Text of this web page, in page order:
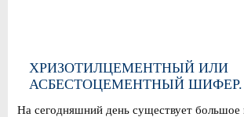
ХРИЗОТИЛЦЕМЕНТНЫЙ ИЛИ
АСБЕСТОЦЕМЕНТНЫЙ
На сегодняшний день существует большое